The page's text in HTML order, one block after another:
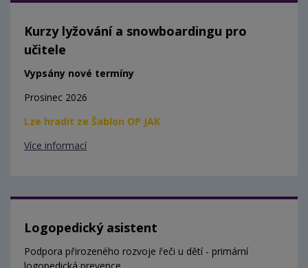
Kurzy lyžování a snowboardingu pro
učitele
Vypsány nové termíny
Prosinec 2026
Lze hradit ze Šablon OP JAK
Více informací
Logopedický asistent
Podpora přirozeného rozvoje řeči u dětí - primární